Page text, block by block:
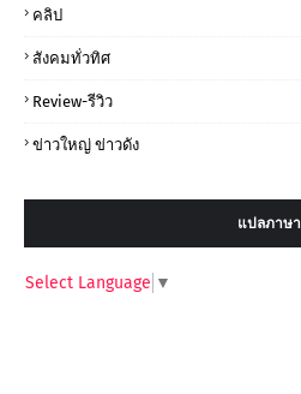
คลิป
สังคมทั่วทิศ
Review-รีวิว
ข่าวใหญ่ ข่าวดัง
แปลภาษา
Select Language ▼